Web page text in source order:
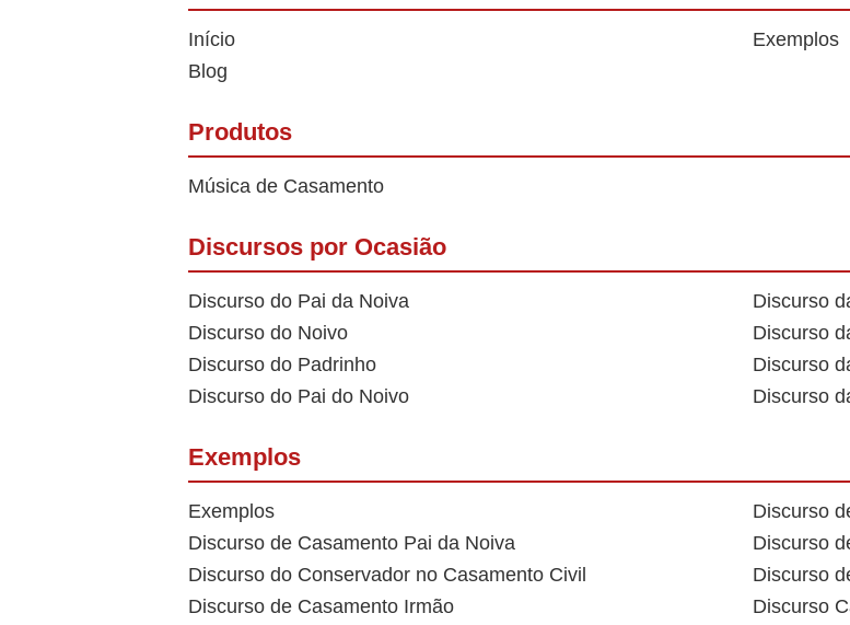
Início
Exemplos
Blog
Produtos
Música de Casamento
Discursos por Ocasião
Discurso do Pai da Noiva
Discurso
Discurso do Noivo
Discurso
Discurso do Padrinho
Discurso
Discurso do Pai do Noivo
Discurso
Exemplos
Exemplos
Discurso
Discurso de Casamento Pai da Noiva
Discurso
Discurso do Conservador no Casamento Civil
Discurso
Discurso de Casamento Irmão
Discurso